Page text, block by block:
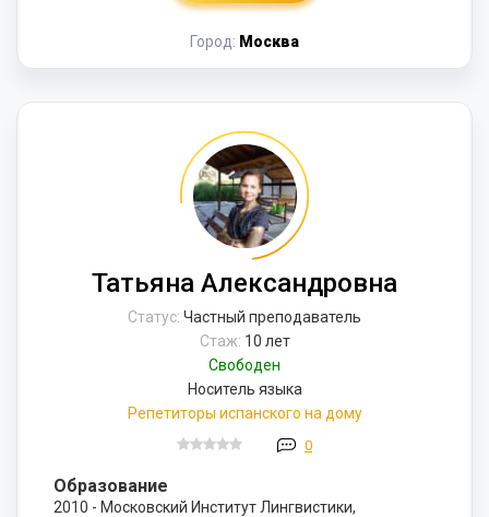
Город: Москва
Татьяна Александровна
Статус: Частный преподаватель
Стаж: 10 лет
Свободен
Носитель языка
Репетиторы испанского на дому
0
Образование
2010 - Московский Институт Лингвистики,